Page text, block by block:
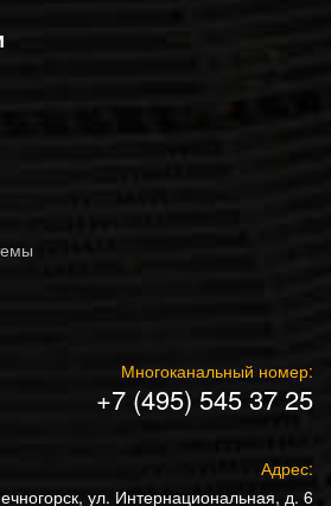
Многоканальный номер:
+7 (495) 545 37 25
Адрес:
ул. Интернациональная, д. 6